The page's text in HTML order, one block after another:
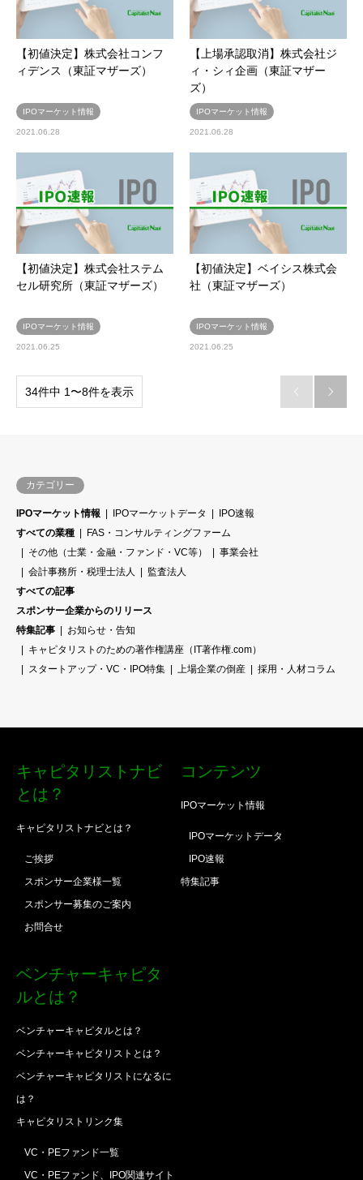
【初値決定】株式会社コンフ
ィデンス（東証マザーズ）
IPOマーケット情報
2021.06.28
【上場承認取消】株式会社ジ
ィ・シィ企画（東証マザー
ズ）
IPOマーケット情報
2021.06.28
【初値決定】株式会社ステム
セル研究所（東証マザーズ）
IPOマーケット情報
2021.06.25
【初値決定】ベイシス株式会
社（東証マザーズ）
IPOマーケット情報
2021.06.25
34件中 1〜8件を表示  
カテゴリー
IPOマーケット情報 IPOマーケットデータ
IPO速報
すべての業種
FAS・コンサルティングファーム
その他（士業・金融・ファンド・VC等）
事業会社
会計事務所・税理士法人
監査法人
すべての記事
スポンサー企業からのリリース
特集記事
お知らせ・告知
キャピタリストのための著作権講座（IT著作権.com）
スタートアップ・VC・IPO特集
上場企業の倒産 採用・人材コラム
キャピタリストナビ
とは？
キャピタリストナビとは？
ご挨拶
スポンサー企業様一覧
スポンサー募集のご案内
お問合せ
コンテンツ
IPOマーケット情報
IPOマーケットデータ
IPO速報
特集記事
ベンチャーキャピタ
ルとは？
ベンチャーキャピタルとは？
ベンチャーキャピタリストとは？
ベンチャーキャピタリストになるに
は？
キャピタリストリンク集
VC・PEファンド一覧
VC・PEファンド、IPO関連サイト